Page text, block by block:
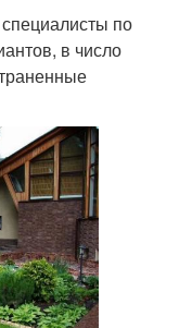
по
в число